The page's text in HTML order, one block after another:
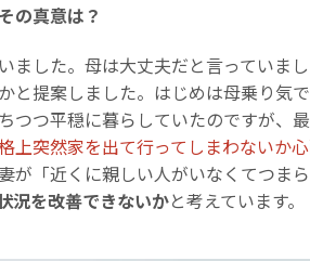
の真意は？
ました。母は大丈夫だと言っていま
提案しました。はじめは母乗り気
つつ平穏に暮らしていたのですが、
上突然家を出て行ってしまわないか
が「近くに親しい人がいなくてつ
況を改善できないかと考えています。